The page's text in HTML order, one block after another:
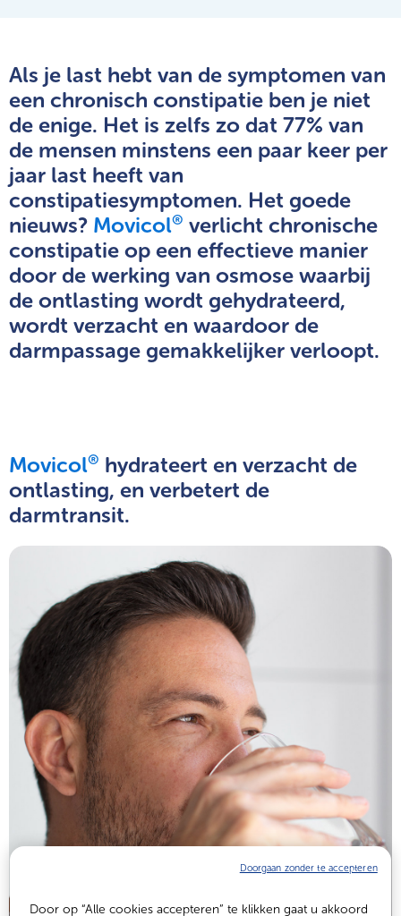
Als je last hebt van de symptomen van
een chronisch constipatie ben je niet
de enige. Het is zelfs zo dat 77% van
de mensen minstens een paar keer per
jaar last heeft van
constipatiesymptomen. Het goede
nieuws? Movicol® verlicht chronische
constipatie op een effectieve manier
door de werking van osmose waarbij
de ontlasting wordt gehydrateerd,
wordt verzacht en waardoor de
darmpassage gemakkelijker verloopt.
Movicol® hydrateert en verzacht de
ontlasting, en verbetert de
darmtransit.
Door op “Alle cookies accepteren” te klikken gaat u akkoord
Doorgaan zonder te accepteren